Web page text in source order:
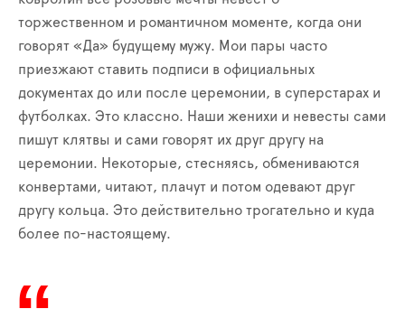
торжественном и романтичном моменте, когда они
говорят «Да» будущему мужу. Мои пары часто
приезжают ставить подписи в официальных
документах до или после церемонии, в суперстарах и
футболках. Это классно. Наши женихи и невесты сами
пишут клятвы и сами говорят их друг другу на
церемонии. Некоторые, стесняясь, обмениваются
конвертами, читают, плачут и потом одевают друг
другу кольца. Это действительно трогательно и куда
более по-настоящему.